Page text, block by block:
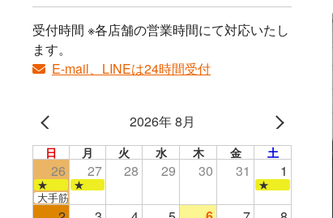
受付時間 ※各店舗の営業時間にて対応いたし
ます。
E-mail、LINEは24時間受付
2026年 8月
日 月 火 水 木 金 土
26 27 28 29 30 31 1
★ ★
★
大手筋店のみ営業